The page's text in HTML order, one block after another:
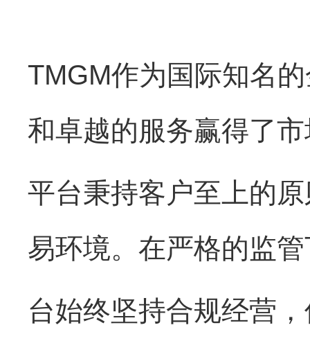
TMGM作为国际知名
和卓越的服务赢得了
平台秉持客户至上的
易环境。在严格的监
台始终坚持合规经营